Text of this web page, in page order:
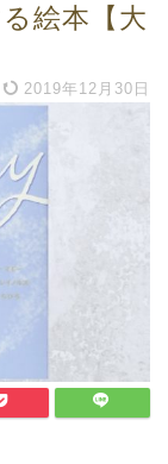
絵本【大
2019年12月30日